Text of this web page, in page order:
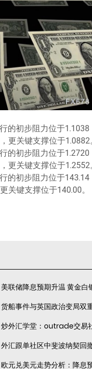
的初步阻力位于
更关键支撑位于1.0882。
的初步阻力位于
更关键支撑位于1.2552。
的初步阻力位于
键支撑位于140.00。
美联储降息预期升温 黄金白
货船事件与英国政治变局双
炒外汇学堂：outrade交易
外汇跟单社区中斐波纳契回
欧元兑美元走势分析：降息